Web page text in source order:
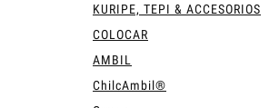
KURIPE, TEPI & ACCESORIOS
COLOCAR
AMBIL
ChilcAmbil®